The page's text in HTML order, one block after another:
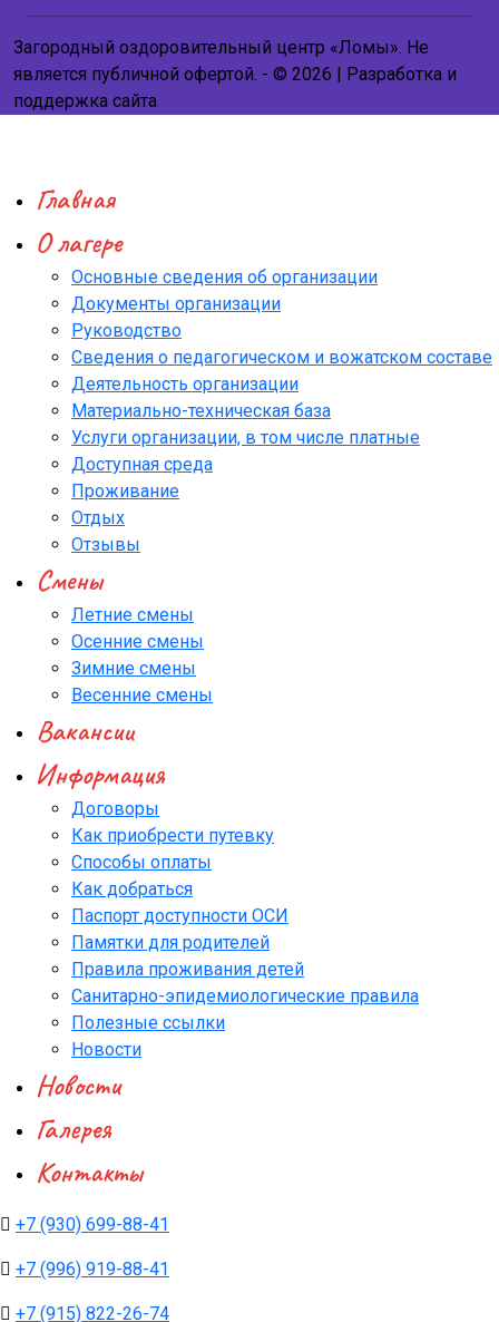
Загородный оздоровительный центр «Ломы». Не
является публичной офертой. - © 2026 | Разработка и
поддержка сайта
Главная
О лагере
Основные сведения об организации
Документы организации
Руководство
Сведения о педагогическом и вожатском составе
Деятельность организации
Материально-техническая база
Услуги организации, в том числе платные
Доступная среда
Проживание
Отдых
Отзывы
Смены
Летние смены
Осенние смены
Зимние смены
Весенние смены
Вакансии
Информация
Договоры
Как приобрести путевку
Способы оплаты
Как добраться
Паспорт доступности ОСИ
Памятки для родителей
Правила проживания детей
Санитарно-эпидемиологические правила
Полезные ссылки
Новости
Новости
Галерея
Контакты
+7 (930) 699-88-41
+7 (996) 919-88-41
+7 (915) 822-26-74